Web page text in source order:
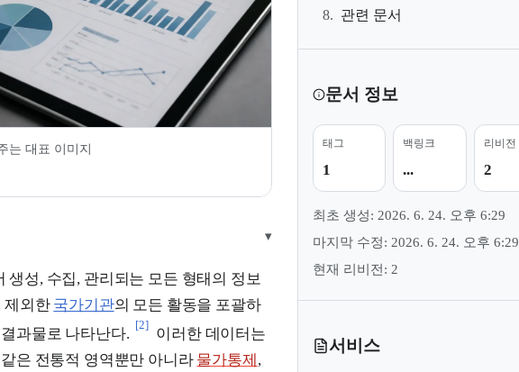
는 대표 이미지
▾
생성, 수집, 관리되는 모든 형태의 정보
제외한 국가기관의 모든 활동을 포괄하
과물로 나타난다.
[2]
이러한 데이터는
은 전통적 영역뿐만 아니라 물가통제 ,
8. 관련 문서
문서 정보
태그
1
백링크
...
리비전
2
최초 생성: 2026. 6. 24. 오후 6:29
마지막 수정: 2026. 6. 24. 오후 6:29
현재 리비전: 2
서비스